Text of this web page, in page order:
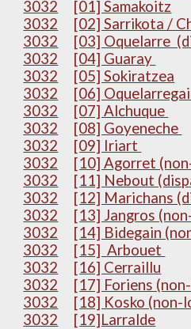
3032
[01] Samakoitz
3032
[02] Sarrikota /
3032
[03] Oquelarre
3032
[04] Guaray
3032
[05] Sokiratzea
3032
[06]
3032
[07] Alchuque
3032
[08] Goyeneche
3032
[09] Iriart
3032
[10] Agorret
3032
[11] Nebout
3032
[12] Marichans
3032
[13] Jangros
3032
[14] Bidegain
3032
[15] Arbouet
3032
[16] Cerraillu
3032
[17] Foriens
3032
[18] Kosko (non-
3032
[19]Larralde